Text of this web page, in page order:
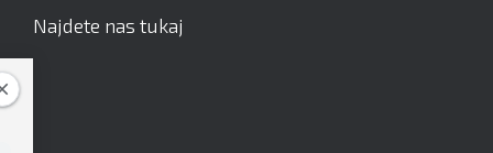
Najdete nas tukaj